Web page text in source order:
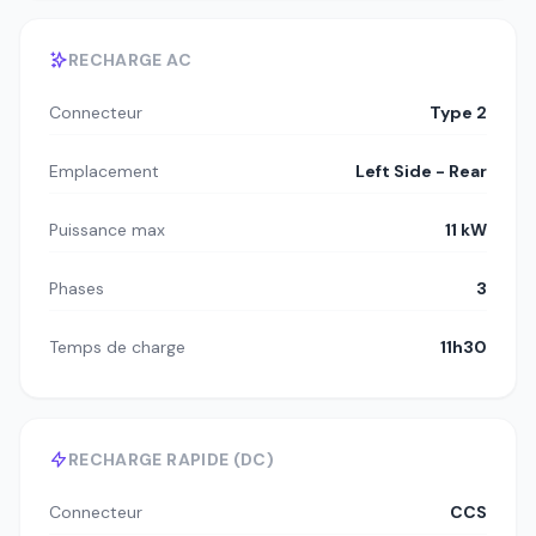
RECHARGE AC
Connecteur Type 2
Emplacement Left Side - Rear
Puissance max 11 kW
Phases 3
Temps de charge 11h30
RECHARGE RAPIDE (DC)
Connecteur CCS